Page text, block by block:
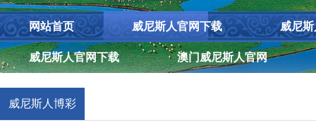
网站首页 威尼斯人官网下载 威尼
威尼斯人官网下载 澳门威尼斯人官网
威尼斯人博彩